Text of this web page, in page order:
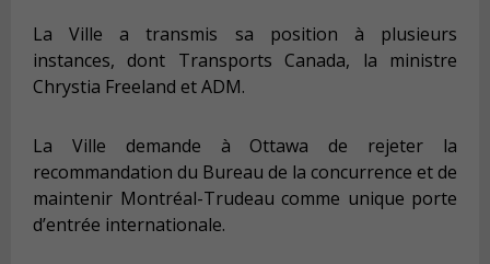
La Ville a transmis sa position à plusieurs
instances, dont Transports Canada, la ministre
Chrystia Freeland et ADM.
La Ville demande à Ottawa de rejeter la
recommandation du Bureau de la concurrence et de
maintenir Montréal-Trudeau comme unique porte
d’entrée internationale.